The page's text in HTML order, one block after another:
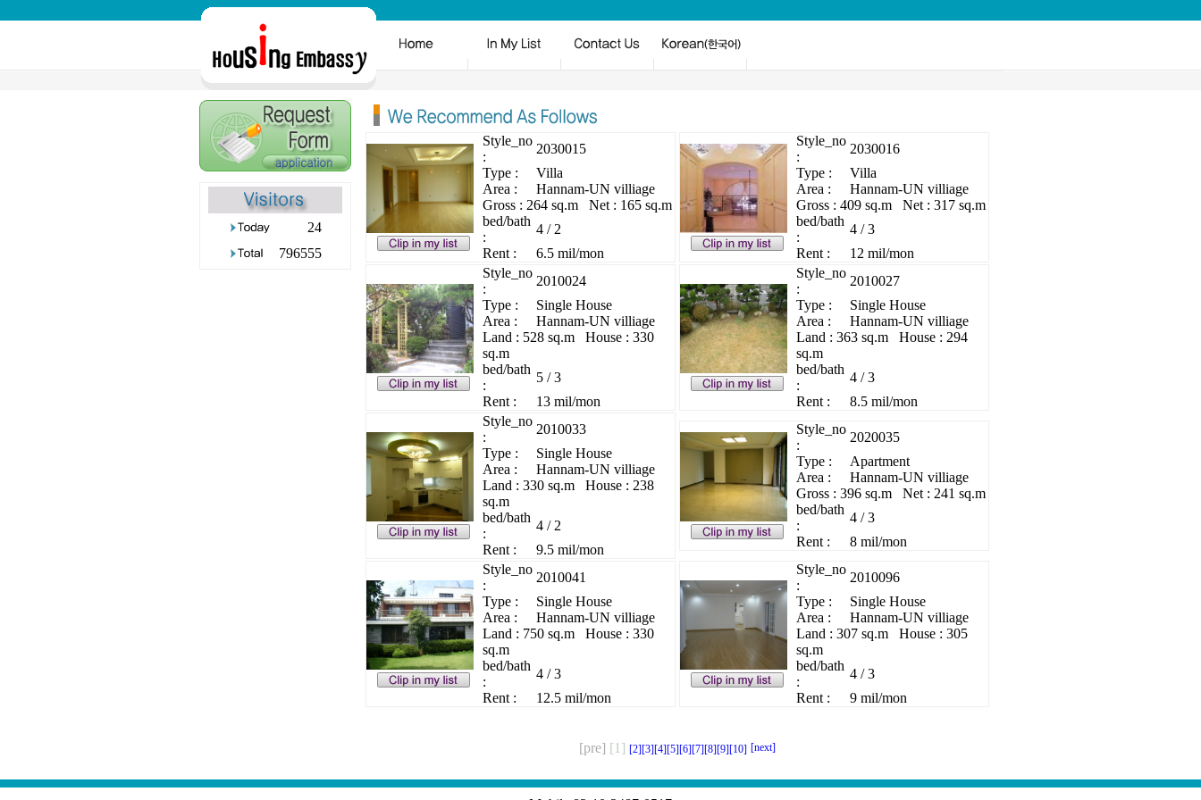
24
796555
Style_no
:
2030015
Type :
Villa
Area :
Hannam-UN villiage
Gross : 264 sq.m Net : 165 sq.m
bed/bath
:
4 / 2
Rent :
6.5 mil/mon
Style_no
:
2030016
Type :
Villa
Area :
Hannam-UN villiage
Gross : 409 sq.m Net : 317 sq.m
bed/bath
:
4 / 3
Rent :
12 mil/mon
Style_no
:
2010024
Type :
Single House
Area :
Hannam-UN villiage
Land : 528 sq.m House : 330
sq.m
bed/bath
:
5 / 3
Rent :
13 mil/mon
Style_no
:
2010027
Type :
Single House
Area :
Hannam-UN villiage
Land : 363 sq.m House : 294
sq.m
bed/bath
:
4 / 3
Rent :
8.5 mil/mon
Style_no
:
2010033
Type :
Single House
Area :
Hannam-UN villiage
Land : 330 sq.m House : 238
sq.m
bed/bath
:
4 / 2
Rent :
9.5 mil/mon
Style_no
:
2020035
Type :
Apartment
Area :
Hannam-UN villiage
Gross : 396 sq.m Net : 241 sq.m
bed/bath
:
4 / 3
Rent :
8 mil/mon
Style_no
:
2010041
Type :
Single House
Area :
Hannam-UN villiage
Land : 750 sq.m House : 330
sq.m
bed/bath
:
4 / 3
Rent :
12.5 mil/mon
Style_no
:
2010096
Type :
Single House
Area :
Hannam-UN villiage
Land : 307 sq.m House : 305
sq.m
bed/bath
:
4 / 3
Rent :
9 mil/mon
[pre] [1] [2][3][4][5][6][7][8][9][10] [next]